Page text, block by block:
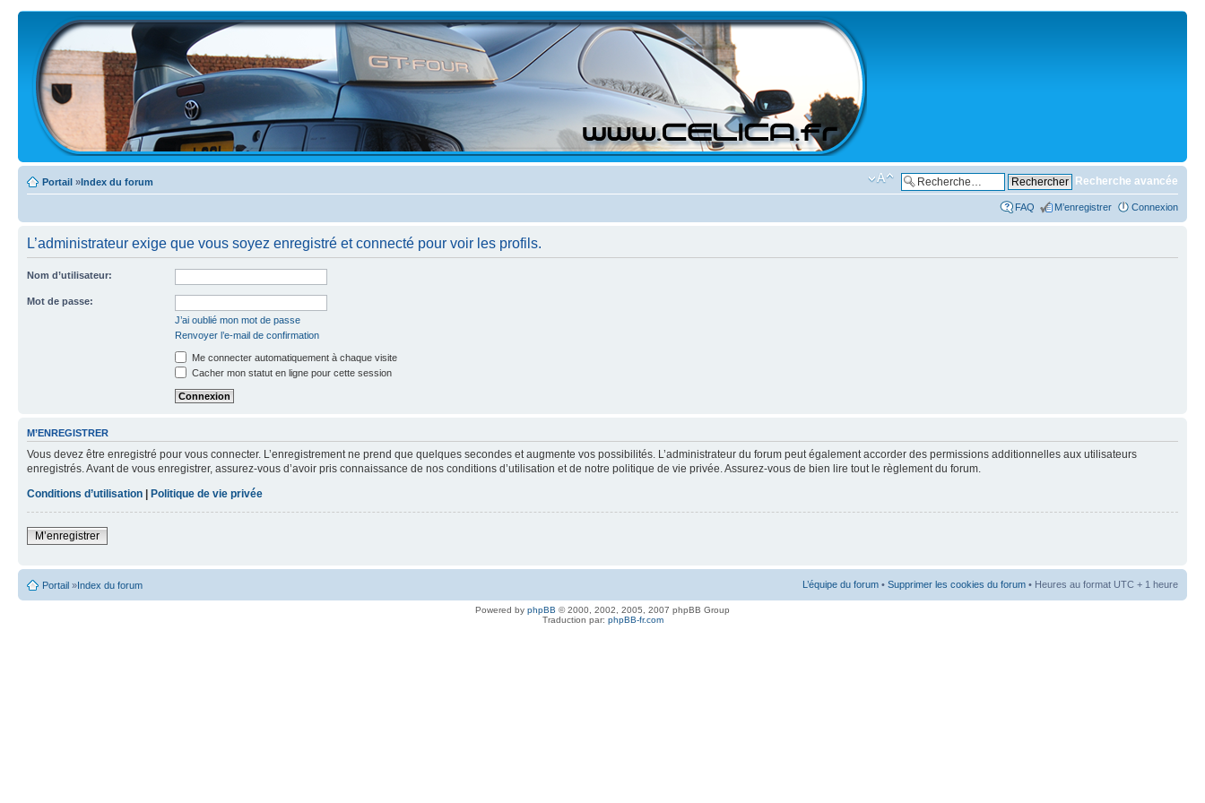
Portail »Index du forum Recherche avancée
FAQ M’enregistrer Connexion
L’administrateur exige que vous soyez enregistré et connecté pour voir les profils.
Nom d’utilisateur:
Mot de passe:
J’ai oublié mon mot de passe
Renvoyer l’e-mail de confirmation
Me connecter automatiquement à chaque visite
Cacher mon statut en ligne pour cette session
M’ENREGISTRER
Vous devez être enregistré pour vous connecter. L’enregistrement ne prend que quelques secondes et augmente vos possibilités. L’administrateur du forum peut également accorder des permissions additionnelles aux utilisateurs
enregistrés. Avant de vous enregistrer, assurez-vous d’avoir pris connaissance de nos conditions d’utilisation et de notre politique de vie privée. Assurez-vous de bien lire tout le règlement du forum.
Conditions d’utilisation | Politique de vie privée
M’enregistrer
Portail »Index du forum L’équipe du forum • Supprimer les cookies du forum • Heures au format UTC + 1 heure
Powered by phpBB © 2000, 2002, 2005, 2007 phpBB Group
Traduction par: phpBB-fr.com